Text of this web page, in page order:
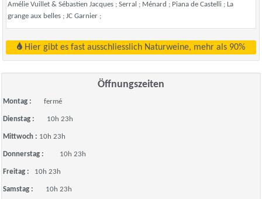
Amélie Vuillet & Sébastien Jacques ; Serral ; Ménard ; Piana de Castelli ; La
grange aux belles ; JC Garnier ;
Hier gibt es fast ausschliesslich Naturweine, mehr als 90%
Öffnungszeiten
Montag : fermé
Dienstag : 10h 23h
Mittwoch : 10h 23h
Donnerstag : 10h 23h
Freitag : 10h 23h
Samstag : 10h 23h